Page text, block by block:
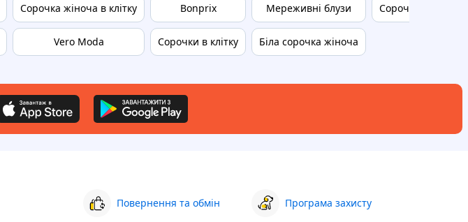
Сорочка жіноча в клітку
Vero Moda
Bonprix
Сорочки в клітку
Мереживні блузи
Біла сорочка жіноча
Сорочки зара
Повернення та обмін Програма захисту